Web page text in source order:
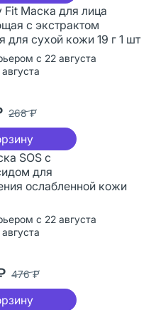
Fit Маска для лица
с экстрактом
для сухой кожи 19 г 1 шт
с 22 августа
268 ₽
SOS с
для
ослабленной кожи
с 22 августа
476 ₽